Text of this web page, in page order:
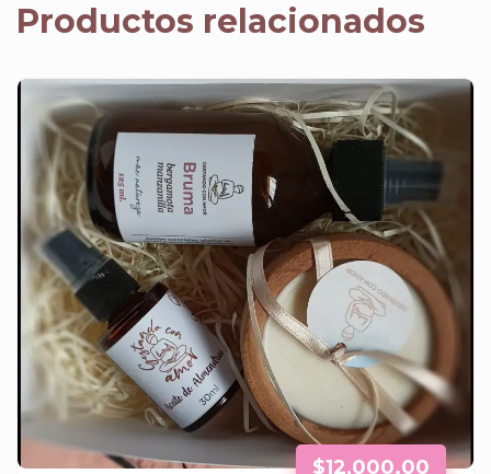
Productos relacionados
$12,000.00